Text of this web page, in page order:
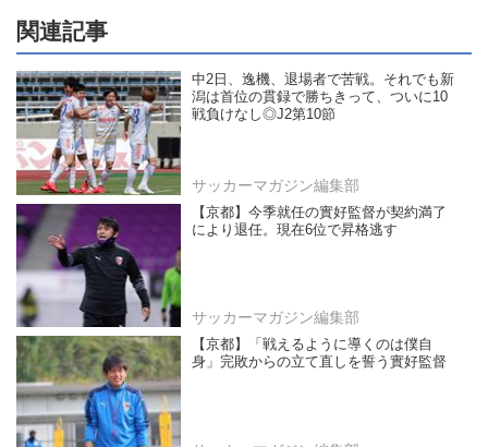
関連記事
中2日、逸機、退場者で苦戦。それでも新
潟は首位の貫録で勝ちきって、ついに10
戦負けなし◎J2第10節
サッカーマガジン編集部
【京都】今季就任の實好監督が契約満了
により退任。現在6位で昇格逃す
サッカーマガジン編集部
【京都】「戦えるように導くのは僕自
身」完敗からの立て直しを誓う實好監督